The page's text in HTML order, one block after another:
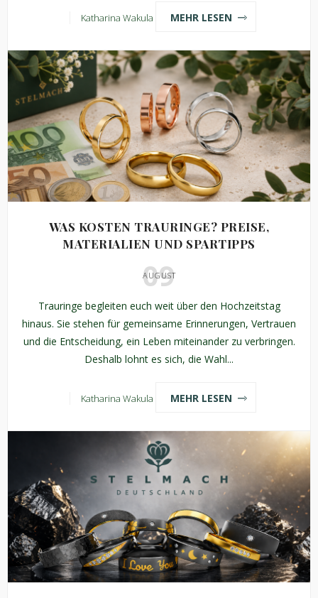
Katharina Wakula MEHR LESEN
WAS KOSTEN TRAURINGE? PREISE,
MATERIALIEN UND SPARTIPPS
09
AUGUST
Trauringe begleiten euch weit über den Hochzeitstag
hinaus. Sie stehen für gemeinsame Erinnerungen, Vertrauen
und die Entscheidung, ein Leben miteinander zu verbringen.
Deshalb lohnt es sich, die Wahl...
Katharina Wakula MEHR LESEN